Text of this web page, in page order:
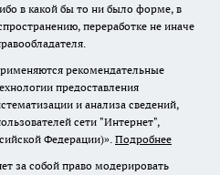
в какой бы то ни было форме, в
переработке не иначе
рекомендательные
предоставления
и анализа сведений,
сети "Интернет",
Федерации)». Подробнее
за собой право модерировать